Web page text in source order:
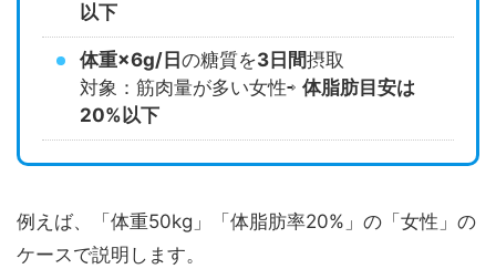
以下
体重×6g/日 の糖質を3日間摂取
対象：筋肉量が多い女性⇨ 体脂肪目安は
20%以下
例えば、「体重50kg」「体脂肪率20%」の「女性」の
ケースで説明します。